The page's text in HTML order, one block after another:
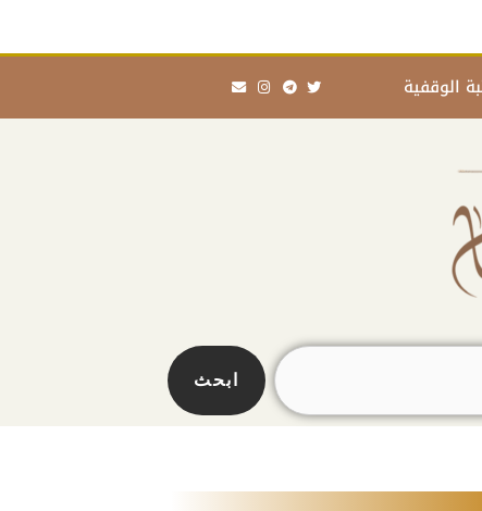
الوقفية Twitter
Telegram
Instagram
Envelope
ابحث